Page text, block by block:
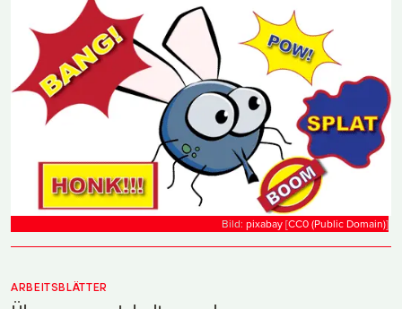
Bild: pixabay[CC0 (Public Domain)]
ARBEITSBLÄTTER